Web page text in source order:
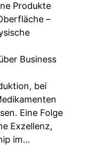
Produkte
–
Business
bei
Eine Folge
Exzellenz,
im...